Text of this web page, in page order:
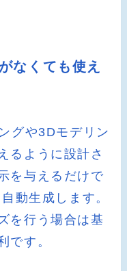
なくても使え
グや3Dモデリン
るように設計さ
を与えるだけで
動生成します。
を行う場合は基
です。